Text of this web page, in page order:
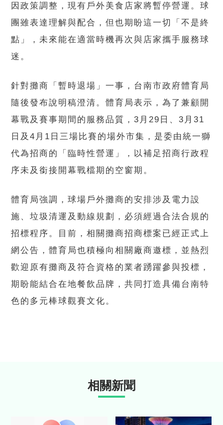
因政策調整，現有戶外美食店家將暫停營運。球
團雖表達理解與配合，但也期盼這一切「不是終
點」，未來能在適當時機再次與店家攜手服務球
迷。
針對攤商「暫時退場」一事，台南市政府體育局
隨後發布說明稿澄清。體育局表示，為了兼顧開
幕戰及賽事期間的服務品質，3月29日、3月31
日及4月1日三場比賽的場外市集，是委由統一獅
代為招商的「臨時性營運」，以補足招商行政程
序未及銜接開幕戰檔期的空窗期。
體育局強調，球場戶外攤商的安排涉及電力設
施、垃圾清運及動線規劃，必須經過合法合規的
招標程序。目前，相關攤商招商標案已經正式上
網公告，體育局也積極向相關廠商邀標，並熱烈
歡迎原有攤商及符合資格的業者踴躍參與投標，
期盼能結合在地餐飲品牌，共同打造具備台南特
色的多元棒球觀賽文化。
相關新聞